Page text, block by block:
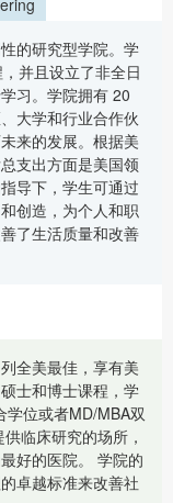
的研究型学院。学
并且设立了非全日
习。学院拥有 20
大学和行业合作伙
来的发展。根据美
支出方面是美国领
导下，学生可通过
创造，为个人和职
了生活质量和改善
全美最佳，享有美
士和博士课程，学
位或者MD/MBA双
临床研究的场所，
好的医院。 学院的
卓越标准来改善社